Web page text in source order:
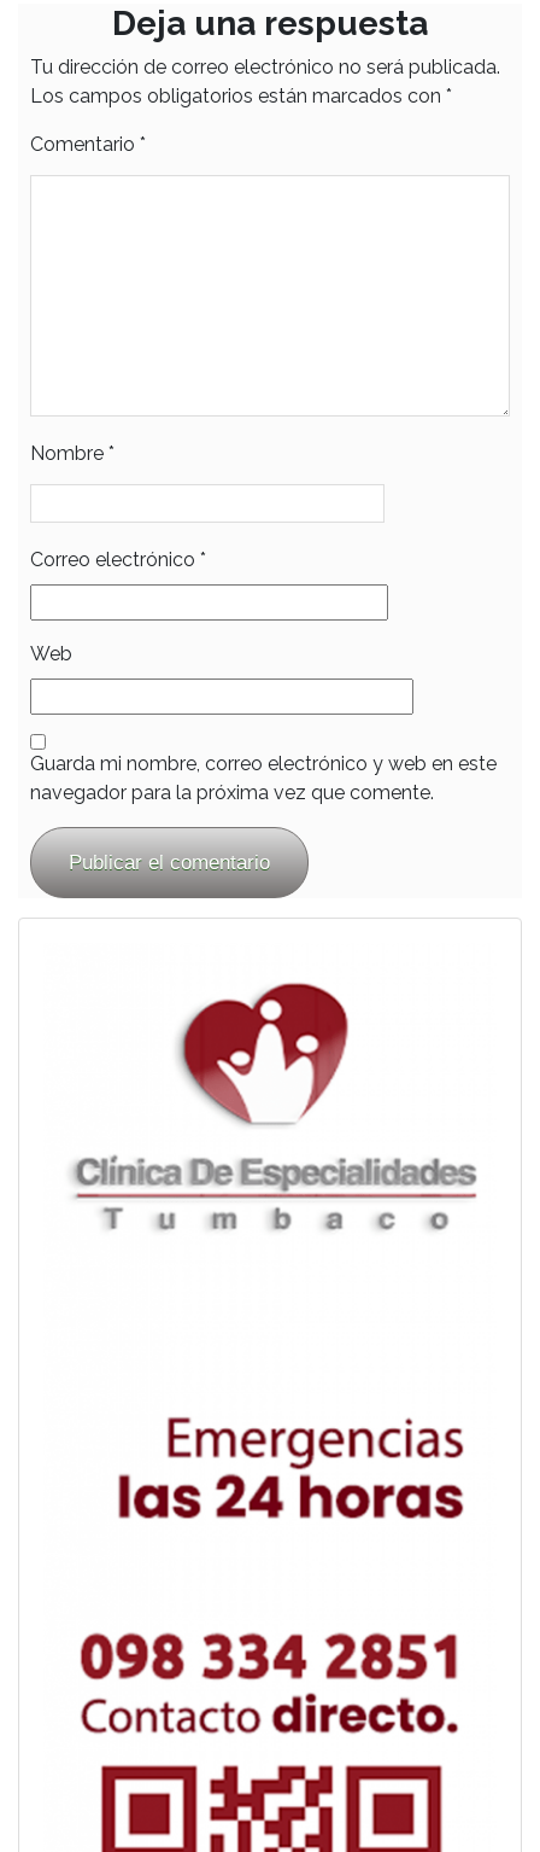
Deja una respuesta
Tu dirección de correo electrónico no será publicada.
Los campos obligatorios están marcados con *
Comentario *
Nombre *
Correo electrónico *
Web
Guarda mi nombre, correo electrónico y web en este
navegador para la próxima vez que comente.